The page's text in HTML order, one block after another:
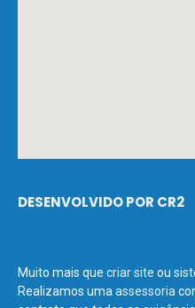
DESENVOLVIDO POR CR2
Muito mais que criar site ou
Realizamos uma assessoria